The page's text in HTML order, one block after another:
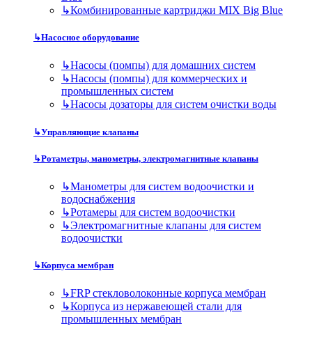
↳Комбинированные картриджи MIX Big Blue
↳Насосное оборудование
↳Насосы (помпы) для домашних систем
↳Насосы (помпы) для коммерческих и
промышленных систем
↳Насосы дозаторы для систем очистки воды
↳Управляющие клапаны
↳Ротаметры, манометры, электромагнитные клапаны
↳Манометры для систем водоочистки и
водоснабжения
↳Ротамеры для систем водоочистки
↳Электромагнитные клапаны для систем
водоочистки
↳Корпуса мембран
↳FRP стекловолоконные корпуса мембран
↳Корпуса из нержавеющей стали для
промышленных мембран